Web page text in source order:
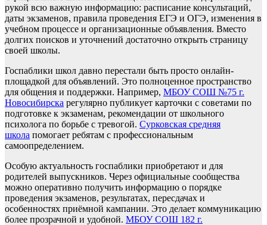
рукой всю важную информацию: расписание консультаций,
даты экзаменов, правила проведения ЕГЭ и ОГЭ, изменения в
учебном процессе и организационные объявления. Вместо
долгих поисков и уточнений достаточно открыть страницу
своей школы.
Госпаблики школ давно перестали быть просто онлайн-
площадкой для объявлений. Это полноценное пространство
для общения и поддержки. Например, МБОУ СОШ №75 г.
Новосибирска регулярно публикует карточки с советами по
подготовке к экзаменам, рекомендации от школьного
психолога по борьбе с тревогой. Сурковская средняя
школа помогает ребятам с профессиональным
самоопределением.
Особую актуальность госпаблики приобретают и для
родителей выпускников. Через официальные сообщества
можно оперативно получить информацию о порядке
проведения экзаменов, результатах, пересдачах и
особенностях приёмной кампании. Это делает коммуникацию
более прозрачной и удобной. МБОУ СОШ 182 г.